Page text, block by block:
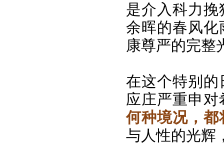
是介入科力
余晖的春风
康尊严的完整
在这个特别
应庄严重申
何种境况，
与人性的光辉